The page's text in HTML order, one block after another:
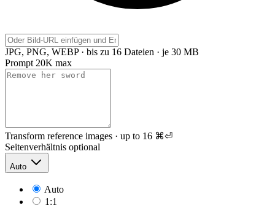
JPG, PNG, WEBP · bis zu 16 Dateien · je 30 MB
Prompt 20K max
Transform reference images · up to 16 ⌘⏎
Seitenverhältnis optional
Auto
Auto
1:1